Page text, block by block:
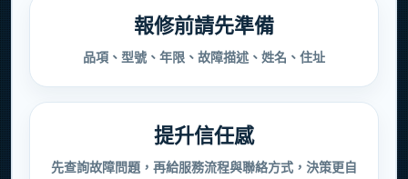
報修前請先準備
品項、型號、年限、故障描述、姓名、住址
提升信任感
先查詢故障問題，再給服務流程與聯絡方式，決策更自